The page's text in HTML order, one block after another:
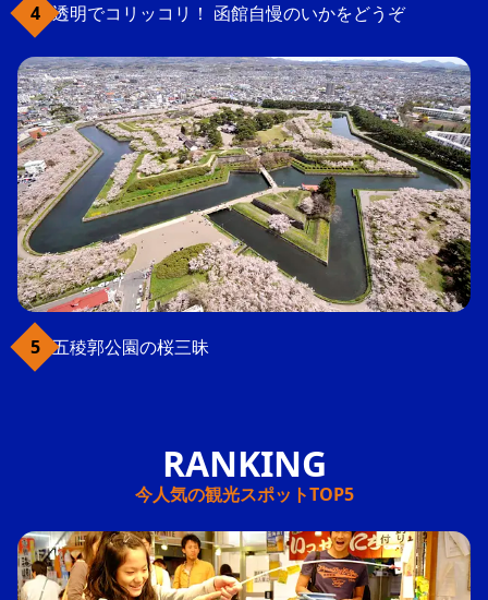
透明でコリッコリ！ 函館自慢のいかをどうぞ
五稜郭公園の桜三昧
今人気の観光スポットTOP5